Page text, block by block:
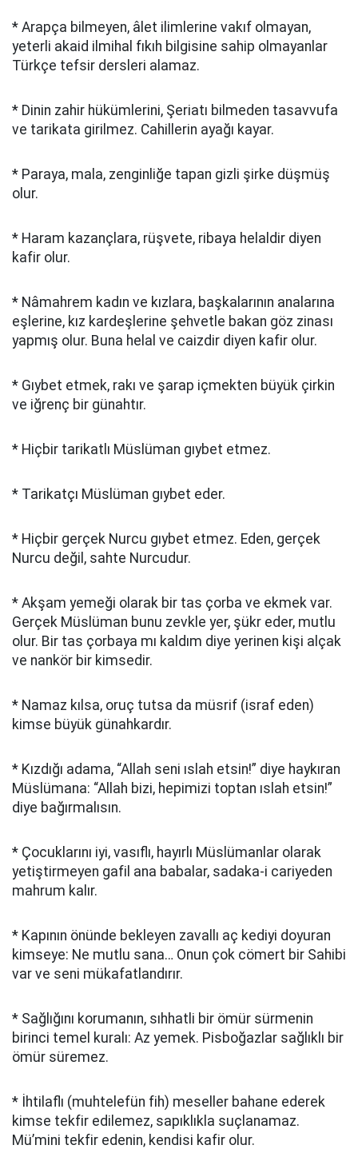
* Arapça bilmeyen, âlet ilimlerine vakıf olmayan,
yeterli akaid ilmihal fıkıh bilgisine sahip olmayanlar
Türkçe tefsir dersleri alamaz.
* Dinin zahir hükümlerini, Şeriatı bilmeden tasavvufa
ve tarikata girilmez. Cahillerin ayağı kayar.
* Paraya, mala, zenginliğe tapan gizli şirke düşmüş
olur.
* Haram kazançlara, rüşvete, ribaya helaldir diyen
kafir olur.
* Nâmahrem kadın ve kızlara, başkalarının analarına
eşlerine, kız kardeşlerine şehvetle bakan göz zinası
yapmış olur. Buna helal ve caizdir diyen kafir olur.
* Gıybet etmek, rakı ve şarap içmekten büyük çirkin
ve iğrenç bir günahtır.
* Hiçbir tarikatlı Müslüman gıybet etmez.
* Tarikatçı Müslüman gıybet eder.
* Hiçbir gerçek Nurcu gıybet etmez. Eden, gerçek
Nurcu değil, sahte Nurcudur.
* Akşam yemeği olarak bir tas çorba ve ekmek var.
Gerçek Müslüman bunu zevkle yer, şükr eder, mutlu
olur. Bir tas çorbaya mı kaldım diye yerinen kişi alçak
ve nankör bir kimsedir.
* Namaz kılsa, oruç tutsa da müsrif (israf eden)
kimse büyük günahkardır.
* Kızdığı adama, “Allah seni ıslah etsin!” diye haykıran
Müslümana: “Allah bizi, hepimizi toptan ıslah etsin!”
diye bağırmalısın.
* Çocuklarını iyi, vasıflı, hayırlı Müslümanlar olarak
yetiştirmeyen gafil ana babalar, sadaka-i cariyeden
mahrum kalır.
* Kapının önünde bekleyen zavallı aç kediyi doyuran
kimseye: Ne mutlu sana… Onun çok cömert bir Sahibi
var ve seni mükafatlandırır.
* Sağlığını korumanın, sıhhatli bir ömür sürmenin
birinci temel kuralı: Az yemek. Pisboğazlar sağlıklı bir
ömür süremez.
* İhtilaflı (muhtelefün fih) meseller bahane ederek
kimse tekfir edilemez, sapıklıkla suçlanamaz.
Mü’mini tekfir edenin, kendisi kafir olur.